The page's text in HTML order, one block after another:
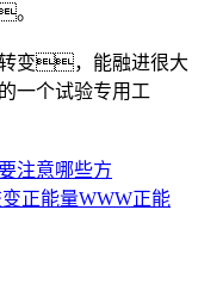
。
变，能融进很大
个试验专用工
注意哪些方
正能量WWW正能